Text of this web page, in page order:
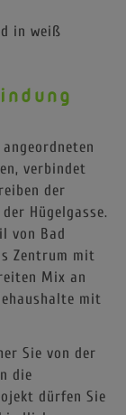
in weiß
verbindet
der
Hügelgasse.
von Bad
Zentrum mit
Mix an
mit
Sie von der
die
dürfen Sie